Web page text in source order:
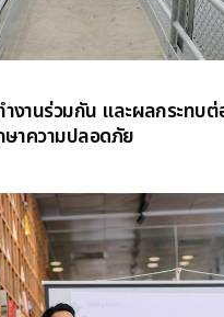
ำงานร่วมกัน และผลกระทบ
ษาความปลอดภัย